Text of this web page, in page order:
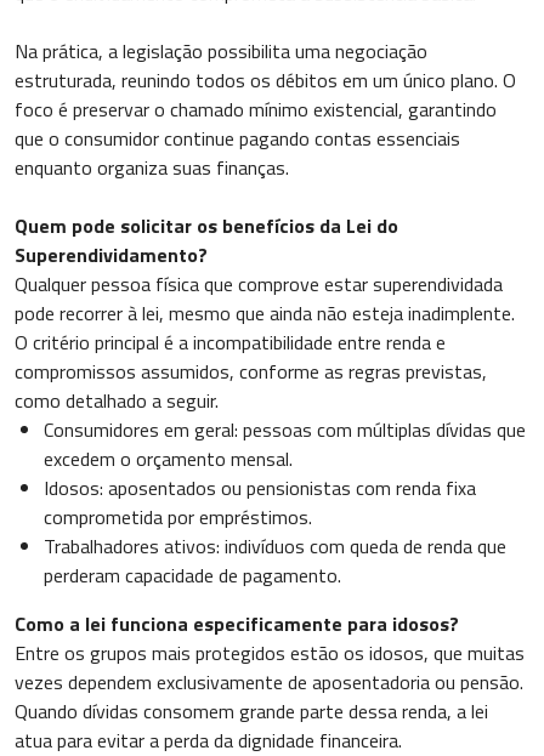
Na prática, a legislação possibilita uma negociação
estruturada, reunindo todos os débitos em um único plano. O
foco é preservar o chamado mínimo existencial, garantindo
que o consumidor continue pagando contas essenciais
enquanto organiza suas finanças.
Quem pode solicitar os benefícios da Lei do
Superendividamento?
Qualquer pessoa física que comprove estar superendividada
pode recorrer à lei, mesmo que ainda não esteja inadimplente.
O critério principal é a incompatibilidade entre renda e
compromissos assumidos, conforme as regras previstas,
como detalhado a seguir.
Consumidores em geral: pessoas com múltiplas dívidas que
excedem o orçamento mensal.
Idosos: aposentados ou pensionistas com renda fixa
comprometida por empréstimos.
Trabalhadores ativos: indivíduos com queda de renda que
perderam capacidade de pagamento.
Como a lei funciona especificamente para idosos?
Entre os grupos mais protegidos estão os idosos, que muitas
vezes dependem exclusivamente de aposentadoria ou pensão.
Quando dívidas consomem grande parte dessa renda, a lei
atua para evitar a perda da dignidade financeira.